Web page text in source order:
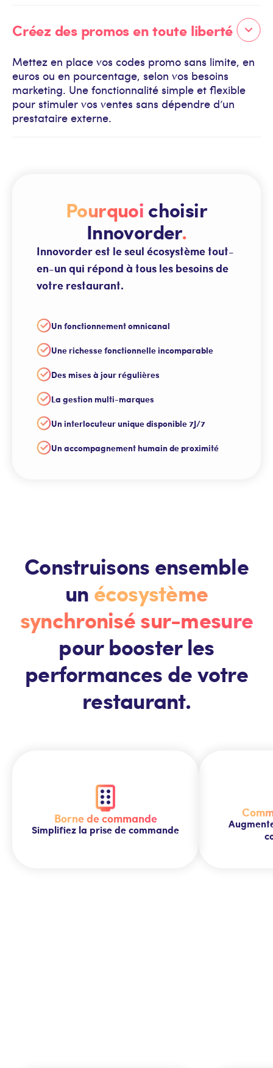
Créez des promos en toute liberté
Mettez en place vos codes promo sans limite, en
euros ou en pourcentage, selon vos besoins
marketing. Une fonctionnalité simple et flexible
pour stimuler vos ventes sans dépendre d’un
prestataire externe.
Pourquoichoisir
Innovorder.
Innovorder est le seul écosystème tout-
en-un qui répond à tous les besoins de
votre restaurant.
Un fonctionnement omnicanal
Une richesse fonctionnelle incomparable
Des mises à jour régulières
La gestion multi-marques
Un interlocuteur unique disponible 7J/7
Un accompagnement humain de proximité
Construisons ensemble
unécosystème
synchronisé sur-mesure
pour booster les
performances de votre
restaurant.
Borne de commande
Simplifiez la prise de commande